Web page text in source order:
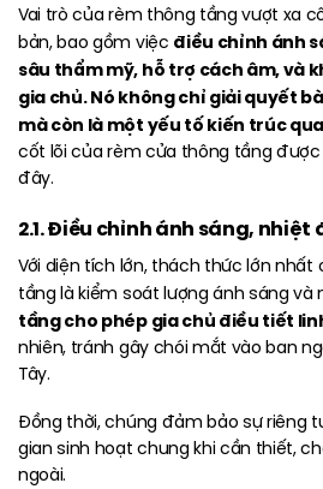
Vai trò của rèm thông tầng vượt xa
bản, bao gồm việc điều chỉnh ánh
sâu thẩm mỹ, hỗ trợ cách âm, và
gia chủ. Nó không chỉ giải quyết
mà còn là một yếu tố kiến trúc
cốt lõi của rèm cửa thông tầng
đây.
2.1. Điều chỉnh ánh sáng,
Với diện tích lớn, thách thức lớn nhất
tầng là kiểm soát lượng ánh sáng và
tầng cho phép gia chủ điều tiết
nhiên, tránh gây chói mắt vào ban
Tây.
Đồng thời, chúng đảm bảo sự riêng
gian sinh hoạt chung khi cần thiết,
ngoài.